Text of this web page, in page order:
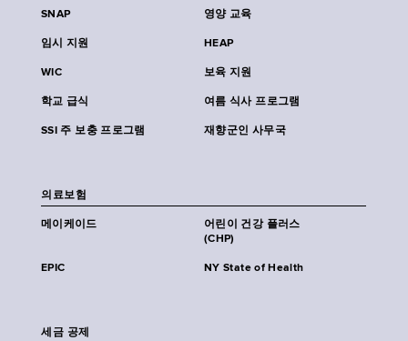
SNAP 영양 교육
임시 지원 HEAP
WIC 보육 지원
학교 급식 여름 식사 프로그램
SSI 주 보충 프로그램 재향군인 사무국
의료보험
메이케이드
어린이 건강 플러스
(CHP)
EPIC NY State of Health
세금 공제